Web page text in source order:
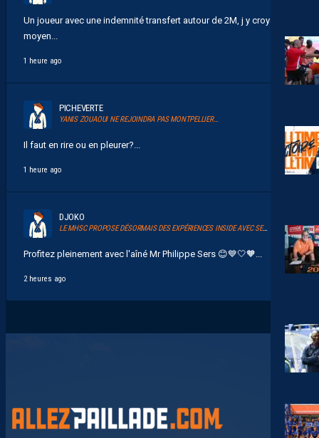
Un joueur avec une indemnité transfert autour de 2M, j y croyais
moyen...
1 heure ago
PICHEVERTE
YANIS ZOUAOUI NE REJOINDRA PAS MONTPELLIER…
Il faut en rire ou en pleurer?...
1 heure ago
DJOKO
LE MHSC PROPOSE DÉSORMAIS DES EXPÉRIENCES INSIDE AVEC SERSOU
Profitez pleinement avec l'aîné Mr Philippe Sers 😊💙🤍🧡...
2 heures ago